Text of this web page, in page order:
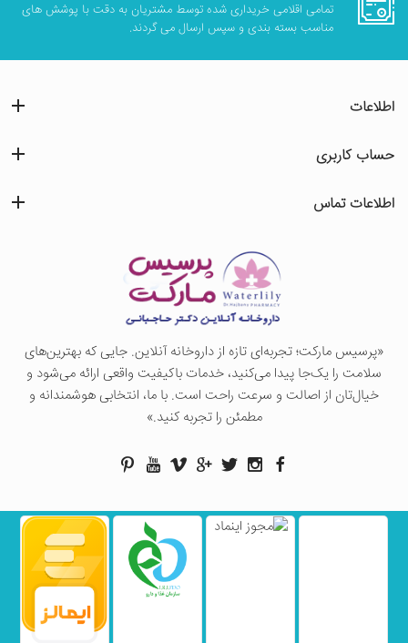
تمامی اقلامی خریداری شده توسط مشتریان به دقت با پوشش های
مناسب بسته بندی و سپس ارسال می گردند.
«پرسيس ماركت؛ تجربه‌ای تازه از داروخانه آنلاین. جایی که بهترین‌های
سلامت را یک‌جا پیدا می‌کنید، خدمات باکیفیت واقعی ارائه می‌شود و
خیال‌تان از اصالت و سرعت راحت است. با ما، انتخابی هوشمندانه و
مطمئن را تجربه کنید.»
اطلاعات
حساب کاربری
اطلاعات تماس